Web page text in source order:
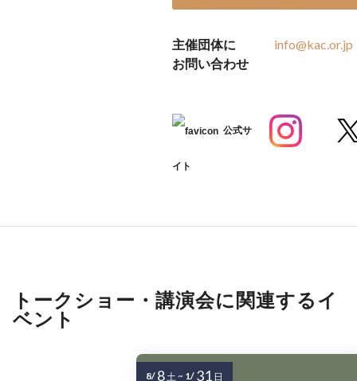
主催団体に
お問い合わせ
info@kac.or.jp
公式サ
イト
トークショー・講演会に関連するイ
ベント
8/ 8土~ 1/ 31 日